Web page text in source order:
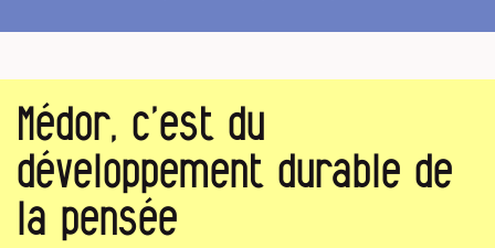
Médor, c’est du
développement durable de
la pensée